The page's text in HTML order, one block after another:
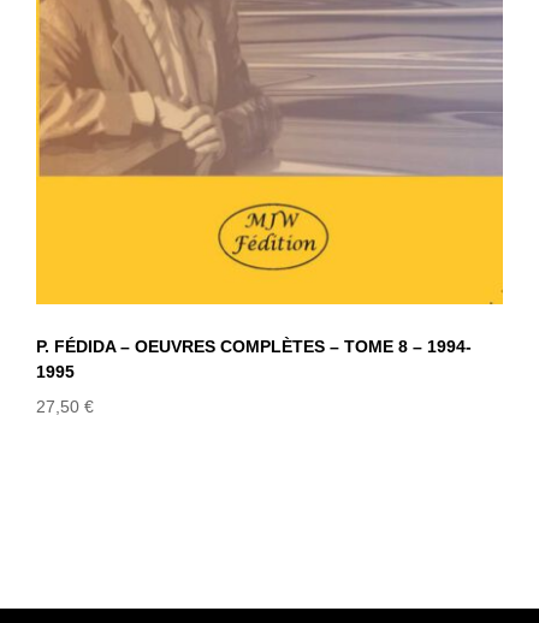
P. FÉDIDA – OEUVRES COMPLÈTES – TOME 8 – 1994-
1995
27,50 €